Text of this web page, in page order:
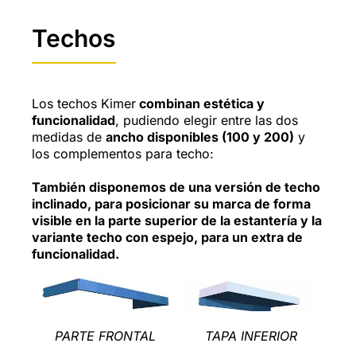
Techos
Los techos Kimer combinan estética y
funcionalidad, pudiendo elegir entre las dos
medidas de ancho disponibles (100 y 200) y
los complementos para techo:
También disponemos de una versión de techo
inclinado, para posicionar su marca de forma
visible en la parte superior de la estantería y la
variante techo con espejo, para un extra de
funcionalidad.
PARTE FRONTAL
TAPA INFERIOR